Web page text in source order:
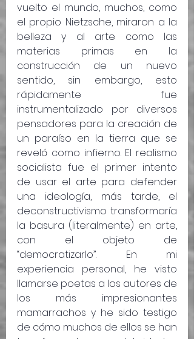
vuelto el mundo, muchos, como
el propio Nietzsche, miraron a la
belleza y al arte como las
materias primas en la
construcción de un nuevo
sentido, sin embargo, esto
rápidamente fue
instrumentalizado por diversos
pensadores para la creación de
un paraíso en la tierra que se
reveló como infierno. El realismo
socialista fue el primer intento
de usar el arte para defender
una ideología, más tarde, el
deconstructivismo transformaría
la basura (literalmente) en arte,
con el objeto de
“democratizarlo”. En mi
experiencia personal, he visto
llamarse poetas a los autores de
los más impresionantes
mamarrachos y he sido testigo
de cómo muchos de ellos se han